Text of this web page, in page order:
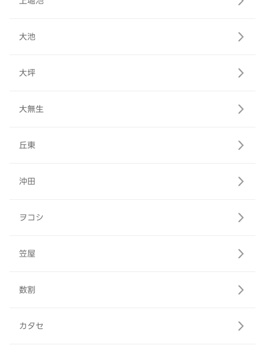
大池
大坪
大無生
丘東
沖田
ヲコシ
笠屋
数割
カタセ